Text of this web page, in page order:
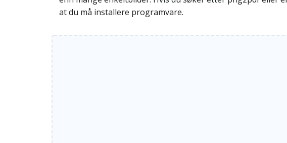
at du må installere programvare.